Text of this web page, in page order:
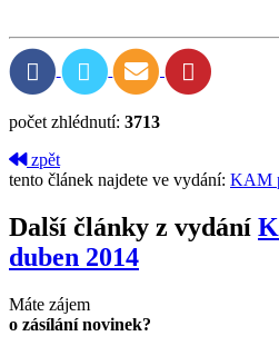
počet zhlédnutí: 3713
zpět
tento článek najdete ve vydání: KAM
Další články z vydání
duben 2014
Máte zájem
o zásílání novinek?